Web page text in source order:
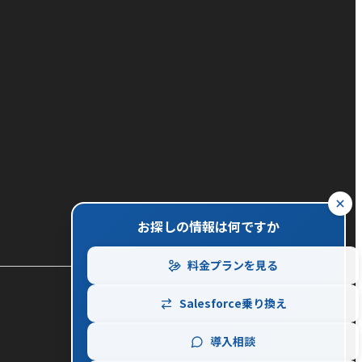
お探しの情報は何ですか
料金プランを見る
Salesforce乗り換え
導入相談
close